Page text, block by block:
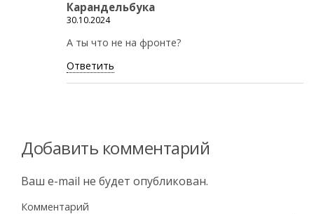
Карандельбука
30.10.2024
А ты что не на фронте?
Ответить
Добавить комментарий
Ваш e-mail не будет опубликован.
Комментарий